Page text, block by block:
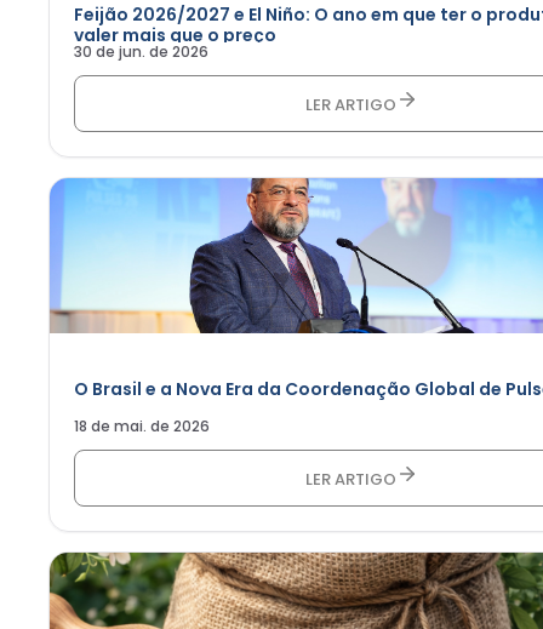
Feijão 2026/2027 e El Niño: O ano em que ter o
valer mais que o preço
30 de jun. de 2026
LER ARTIGO
O Brasil e a Nova Era da Coordenação Global de
18 de mai. de 2026
LER ARTIGO